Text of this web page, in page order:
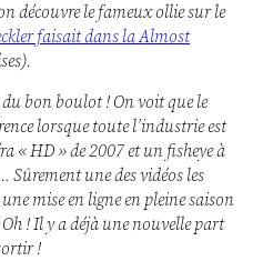
découvre le fameux ollie sur le
faisait dans la Almost
bon boulot ! On voit que le
lorsque toute l’industrie est
« HD » de 2007 et un fisheye à
Sûrement une des vidéos les
mise en ligne en pleine saison
! Il y a déjà une nouvelle part
!